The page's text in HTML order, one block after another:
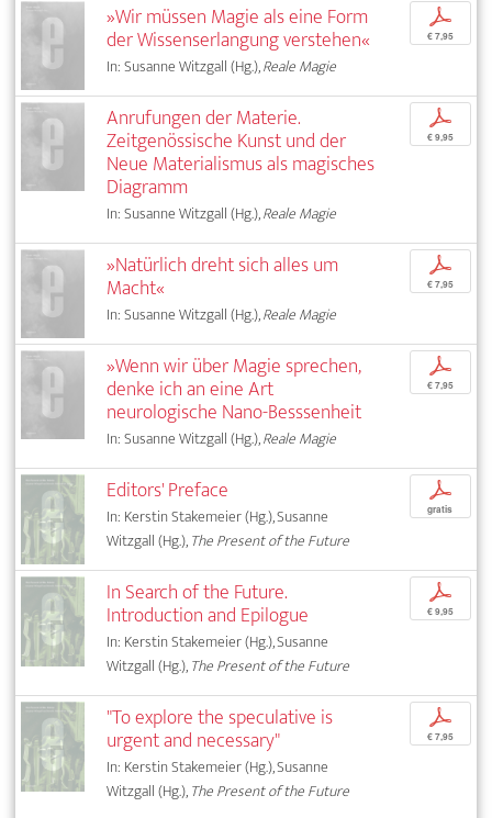
»Wir müssen Magie als eine Form
der Wissenserlangung verstehen«
In: Susanne Witzgall (Hg.),Reale Magie
p
€ 7,95
Anrufungen der Materie.
Zeitgenössische Kunst und der
Neue Materialismus als magisches
Diagramm
In: Susanne Witzgall (Hg.),Reale Magie
p
€ 9,95
»Natürlich dreht sich alles um
Macht«
In: Susanne Witzgall (Hg.),Reale Magie
p
€ 7,95
»Wenn wir über Magie sprechen,
denke ich an eine Art
neurologische Nano-Besssenheit
In: Susanne Witzgall (Hg.),Reale Magie
p
€ 7,95
Editors' Preface
In: Kerstin Stakemeier (Hg.), Susanne
Witzgall (Hg.),The Present of the Future
p
gratis
In Search of the Future.
Introduction and Epilogue
In: Kerstin Stakemeier (Hg.), Susanne
Witzgall (Hg.),The Present of the Future
p
€ 9,95
"To explore the speculative is
urgent and necessary"
In: Kerstin Stakemeier (Hg.), Susanne
Witzgall (Hg.),The Present of the Future
p
€ 7,95